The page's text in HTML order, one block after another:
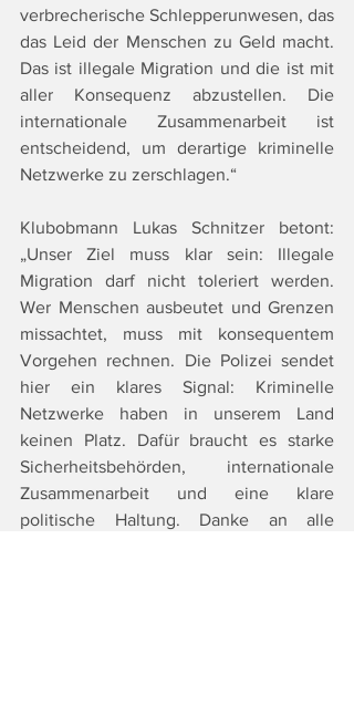
verbrecherische Schlepperunwesen, das
das Leid der Menschen zu Geld macht.
Das ist illegale Migration und die ist mit
aller Konsequenz abzustellen. Die
internationale Zusammenarbeit ist
entscheidend, um derartige kriminelle
Netzwerke zu zerschlagen.“
Klubobmann Lukas Schnitzer betont:
„Unser Ziel muss klar sein: Illegale
Migration darf nicht toleriert werden.
Wer Menschen ausbeutet und Grenzen
missachtet, muss mit konsequentem
Vorgehen rechnen. Die Polizei sendet
hier ein klares Signal: Kriminelle
Netzwerke haben in unserem Land
keinen Platz. Dafür braucht es starke
Sicherheitsbehörden, internationale
Zusammenarbeit und eine klare
politische Haltung. Danke an alle